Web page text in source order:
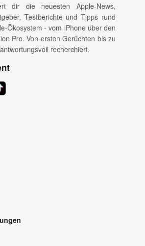
dir die neuesten Apple-News,
Testberichte und Tipps rund
Ökosystem - vom iPhone über den
Pro. Von ersten Gerüchten bis zu
recherchiert.